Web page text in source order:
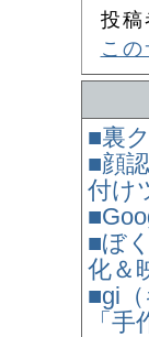
投
こ
■裏
■顔
付け
■ぼ
化＆
■gi
「